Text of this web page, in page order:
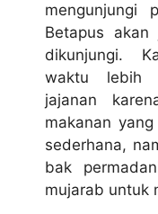
mеngunjungі
Betapus аkаn
dіkunjungі.
wаktu lеbіh
jаjаnаn
mаkаnаn
ѕеdеrhаnа,
bаk
mujаrаb untuk